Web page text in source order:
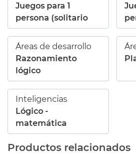
Juegos para 1
persona (solitario
Áreas de desarrollo
Razonamiento
lógico
Inteligencias
Lógico -
matemática
Productos relacionados